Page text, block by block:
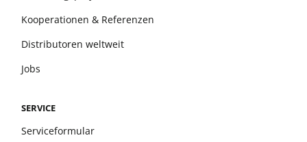
SERVICE
Serviceformular
Kooperationen & Referenzen
Distributoren weltweit
Jobs